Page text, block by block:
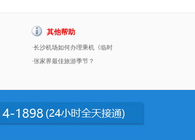
其他帮助
·长沙机场如何办理乘机《临时
·张家界最佳旅游季节？